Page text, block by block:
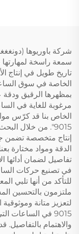
شركة باوريوها
تاريخ طويل في إنتاج
بمظهرها الرقيق
مرغوبة للغاية في
الخاص بنا قد كرّس
9015". من خلال
إنتاج متخصصة تضمن
الدقة ومواد مختارة
تفاصيل لضمان أدائها
للتأكد من أنها تلبي
ملتزمون بالتحسين
9015 في
والاهتمام بالتفاصيل.